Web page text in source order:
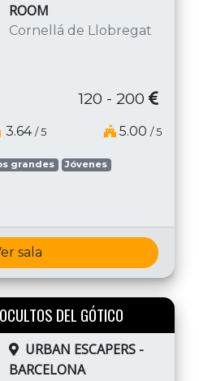
ROOM
Cornellá de Llobregat
120 - 200
3.64 / 5 5.00 / 5
grandes Jóvenes
sala
DEL GÓTICO
URBAN ESCAPERS -
BARCELONA